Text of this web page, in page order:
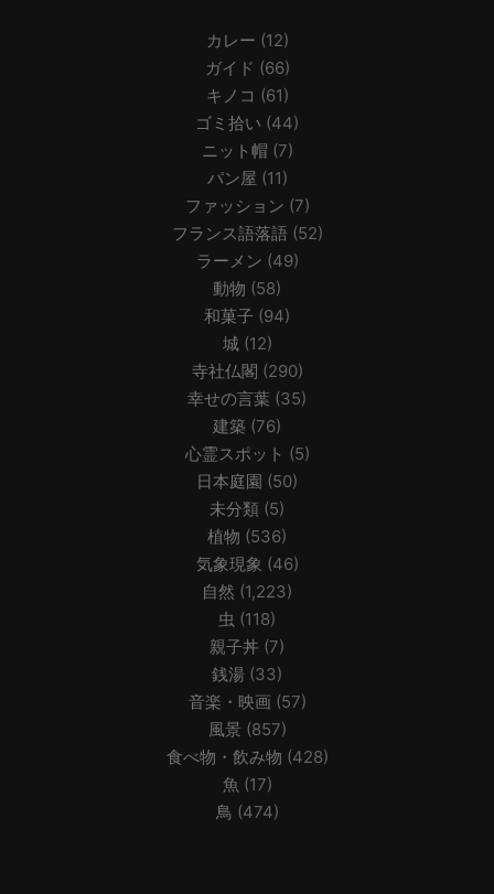
カレー (12)
ガイド (66)
キノコ (61)
ゴミ拾い (44)
ニット帽 (7)
パン屋 (11)
ファッション (7)
フランス語落語 (52)
ラーメン (49)
動物 (58)
和菓子 (94)
城(12)
寺社仏閣 (290)
幸せの言葉 (35)
建築 (76)
心霊スポット (5)
日本庭園 (50)
未分類 (5)
植物 (536)
気象現象 (46)
自然 (1,223)
虫 (118)
親子丼 (7)
銭湯 (33)
音楽・映画 (57)
風景(857)
食べ物・飲み物 (428)
魚 (17)
鳥 (474)